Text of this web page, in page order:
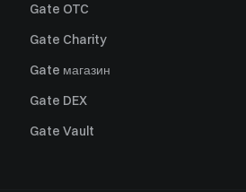
Gate OTC
Gate Charity
Gate магазин
Gate DEX
Gate Vault